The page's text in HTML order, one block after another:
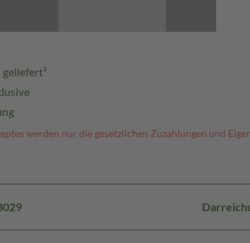
werden nur die gesetzlichen Zuzahlungen und